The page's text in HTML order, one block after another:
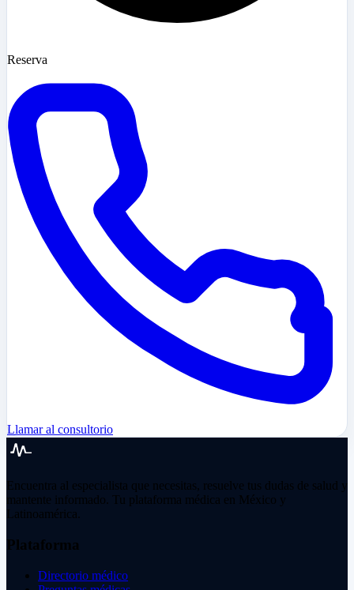
Reserva
Llamar al consultorio
Encuentra al especialista que necesitas, resuelve tus dudas de salud y
mantente informado. Tu plataforma médica en México y
Latinoamérica.
Plataforma
Directorio médico